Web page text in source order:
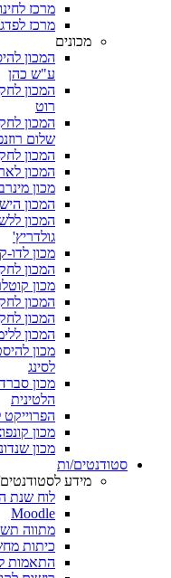
מרכז
מרכז
מכונים
המכון
ע"ש כהן
המכון
רוט
המכון
שלום
המכון
המכון
מכון
המכון
המכון
גולדריץ'
מכון לדו-
המכון
מכון
המכון
המכון
המכון
מכון
לסינג
מכון
הלטינית
מכון
מכון
סטודנטים/ות
מידע
לוח שנת
Moodle
מתווה
כיתות
התאמות